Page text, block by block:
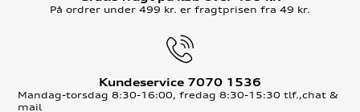
På ordrer under 499 kr. er fragtprisen fra 49 kr.
Kundeservice 7070 1536
Mandag-torsdag 8:30-16:00, fredag 8:30-15:30 tlf.,chat &
mail